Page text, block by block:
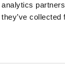
analytics
they’ve